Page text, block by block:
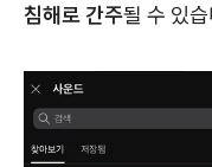
침해로 간주될 수 있